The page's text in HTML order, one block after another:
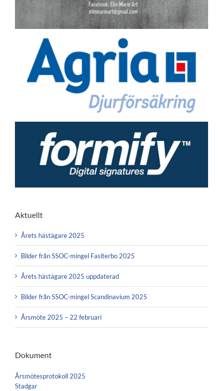
Aktuellt
Årets hästägare 2025
Bilder från SSOC-mingel Faslterbo 2025
Årets hästägare 2025 uppdaterad
Bilder från SSOC-mingel Scandinavium 2025
Årsmöte 2025 – 22 februari
Dokument
Årsmötesprotokoll 2025
Stadgar